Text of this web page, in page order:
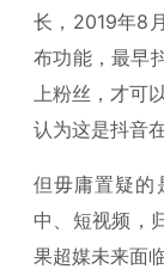
长，2019年8
布功能，最早
上粉丝，才可
认为这是抖音
但毋庸置疑的
中、短视频，
果超媒未来面